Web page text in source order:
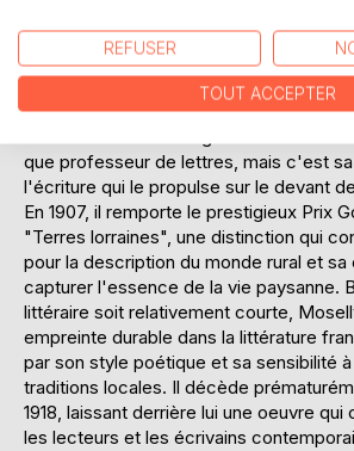
grande partie de son enfance dans la
qui deviendra la toile de fond de ses
célèbres. Moselly suit une formation
rigoureuse, étudiant à l'École Normale
que professeur de lettres, mais c'est
l'écriture qui le propulse sur le devant
En 1907, il remporte le prestigieux Prix
"Terres lorraines", une distinction qui
pour la description du monde rural et sa
capturer l'essence de la vie paysanne.
littéraire soit relativement courte,
empreinte durable dans la littérature
par son style poétique et sa sensibilité
traditions locales. Il décède
1918, laissant derrière lui une oeuvre
les lecteurs et les écrivains
REFUSER
TOUT ACCEPTER